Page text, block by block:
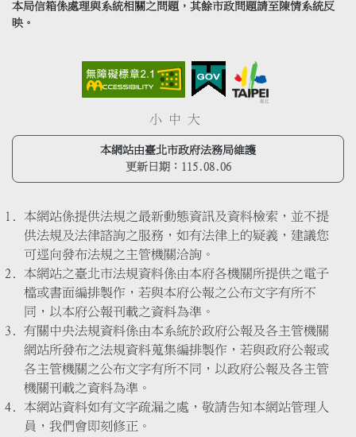
本局信箱係處理與系統相關之問題，其餘市政問題請至陳情系統反
映。
小 中 大
本網站由臺北市政府法務局維護
更新日期： 115.08.06
本網站係提供法規之最新動態資訊及資料檢索，並不提
供法規及法律諮詢之服務，如有法律上的疑義，建議您
可逕向發布法規之主管機關洽詢。
本網站之臺北市法規資料係由本府各機關所提供之電子
檔或書面編排製作，若與本府公報之公布文字有所不
同，以本府公報刊載之資料為準。
有關中央法規資料係由本系統於政府公報及各主管機關
網站所發布之法規資料蒐集編排製作，若與政府公報或
各主管機關之公布文字有所不同，以政府公報及各主管
機關刊載之資料為準。
本網站資料如有文字疏漏之處，敬請告知本網站管理人
員，我們會即刻修正。